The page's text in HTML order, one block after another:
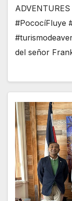
#PococíFluye
del señor